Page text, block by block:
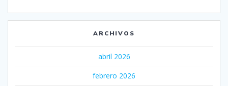
ARCHIVOS
abril 2026
febrero 2026